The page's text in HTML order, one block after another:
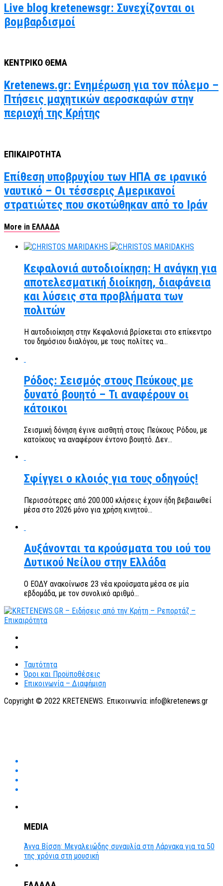
Live blog kretenewsgr: Συνεχίζονται οι
βομβαρδισμοί
ΚΕΝΤΡΙΚΟ ΘΕΜΑ
Kretenews.gr: Ενημέρωση για τον πόλεμο –
Πτήσεις μαχητικών αεροσκαφών στην
περιοχή της Κρήτης
ΕΠΙΚΑΙΡΟΤΗΤΑ
Επίθεση υποβρυχίου των ΗΠΑ σε ιρανικό
ναυτικό – Οι τέσσερις Αμερικανοί
στρατιώτες που σκοτώθηκαν από το Ιράν
More in ΕΛΛΑΔΑ
Κεφαλονιά αυτοδιοίκηση: Η ανάγκη για
αποτελεσματική διοίκηση, διαφάνεια
και λύσεις στα προβλήματα των
πολιτών
Η αυτοδιοίκηση στην Κεφαλονιά βρίσκεται στο επίκεντρο
του δημόσιου διαλόγου, με τους πολίτες να...
Ρόδος: Σεισμός στους Πεύκους με
δυνατό βουητό – Τι αναφέρουν οι
κάτοικοι
Σεισμική δόνηση έγινε αισθητή στους Πεύκους Ρόδου, με
κατοίκους να αναφέρουν έντονο βουητό. Δεν...
Σφίγγει ο κλοιός για τους οδηγούς!
Περισσότερες από 200.000 κλήσεις έχουν ήδη βεβαιωθεί
μέσα στο 2026 μόνο για χρήση κινητού...
Αυξάνονται τα κρούσματα του ιού του
Δυτικού Νείλου στην Ελλάδα
Ο ΕΟΔΥ ανακοίνωσε 23 νέα κρούσματα μέσα σε μία
εβδομάδα, με τον συνολικό αριθμό...
Ταυτότητα
Όροι και Προϋποθέσεις
Επικοινωνία – Διαφήμιση
Copyright © 2022 KRETENEWS. Επικοινωνία: info@kretenews.gr
MEDIA
Άννα Βίσση: Μεγαλειώδης συναυλία στη Λάρνακα για τα 50
της χρόνια στη μουσική